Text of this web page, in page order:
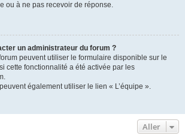
ou à ne pas recevoir de réponse.
un administrateur du forum ?
peuvent utiliser le formulaire disponible sur le
cette fonctionnalité a été activée par les
également utiliser le lien « L’équipe ».
Aller